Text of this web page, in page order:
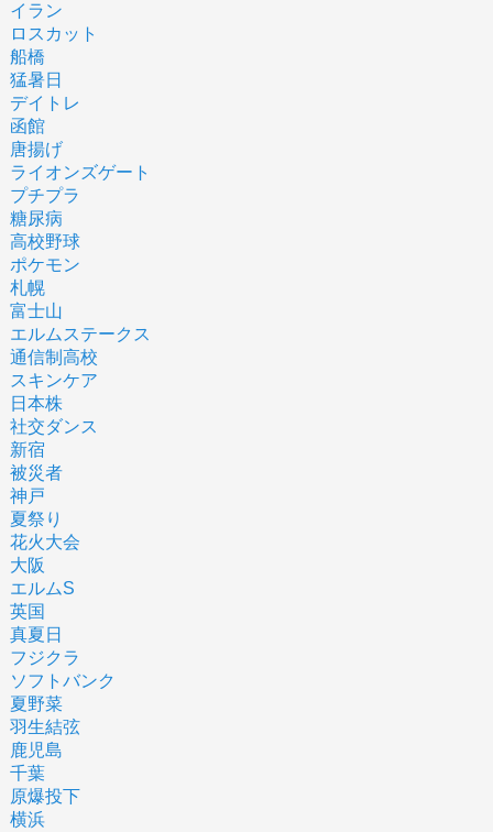
イラン
ロスカット
船橋
猛暑日
デイトレ
函館
唐揚げ
ライオンズゲート
プチプラ
糖尿病
高校野球
ポケモン
札幌
富士山
エルムステークス
通信制高校
スキンケア
日本株
社交ダンス
新宿
被災者
神戸
夏祭り
花火大会
大阪
エルムS
英国
真夏日
フジクラ
ソフトバンク
夏野菜
羽生結弦
鹿児島
千葉
原爆投下
横浜